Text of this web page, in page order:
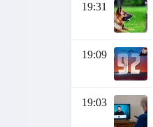
19:31
19:09
19:03